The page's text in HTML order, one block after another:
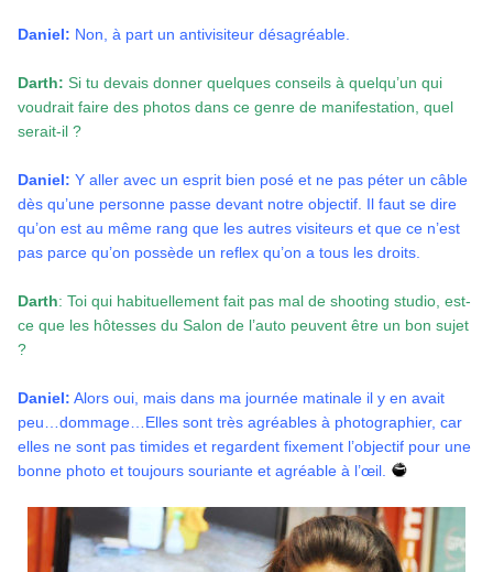
Daniel: Non, à part un antivisiteur désagréable.
Darth: Si tu devais donner quelques conseils à quelqu’un qui
voudrait faire des photos dans ce genre de manifestation, quel
serait-il ?
Daniel: Y aller avec un esprit bien posé et ne pas péter un câble
dès qu’une personne passe devant notre objectif. Il faut se dire
qu’on est au même rang que les autres visiteurs et que ce n’est
pas parce qu’on possède un reflex qu’on a tous les droits.
Darth: Toi qui habituellement fait pas mal de shooting studio, est-
ce que les hôtesses du Salon de l’auto peuvent être un bon sujet
?
Daniel: Alors oui, mais dans ma journée matinale il y en avait
peu…dommage…Elles sont très agréables à photographier, car
elles ne sont pas timides et regardent fixement l’objectif pour une
bonne photo et toujours souriante et agréable à l’œil.